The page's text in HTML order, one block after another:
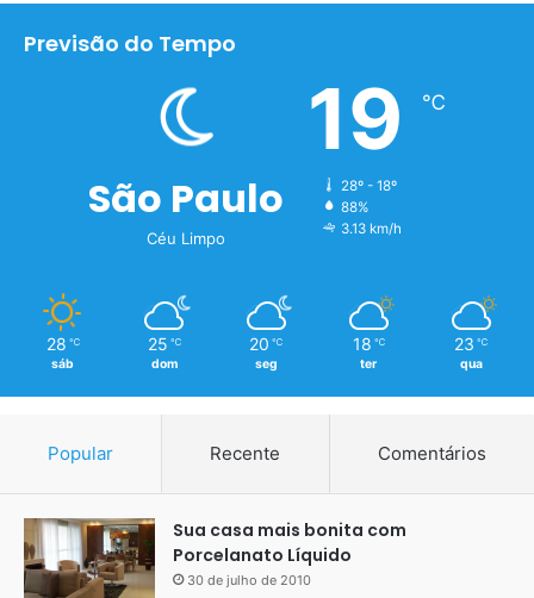
Previsão do Tempo
São Paulo
Céu Limpo
19 ℃
28º - 18º
88%
3.13 km/h
28 ℃
sáb
25 ℃
dom
20 ℃
seg
18 ℃
ter
23 ℃
qua
Popular Recente Comentários
Sua casa mais bonita com
Porcelanato Líquido
30 de julho de 2010